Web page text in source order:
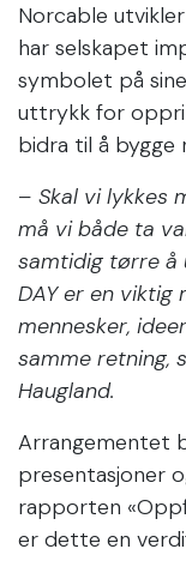
Norcable
har selskapet
symbolet på
uttrykk for
bidra til å bygge
– Skal vi lykkes
må vi både ta
samtidig tørre å
DAY er en
mennesker,
samme retning,
Haugland.
Arrangementet
presentasjoner
rapporten
er dette en